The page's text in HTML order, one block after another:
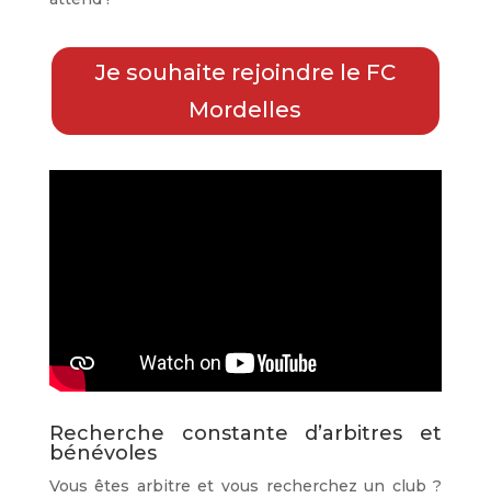
Je souhaite rejoindre le FC
Mordelles
Recherche constante d’arbitres et
bénévoles
Vous êtes arbitre et vous recherchez un club ?